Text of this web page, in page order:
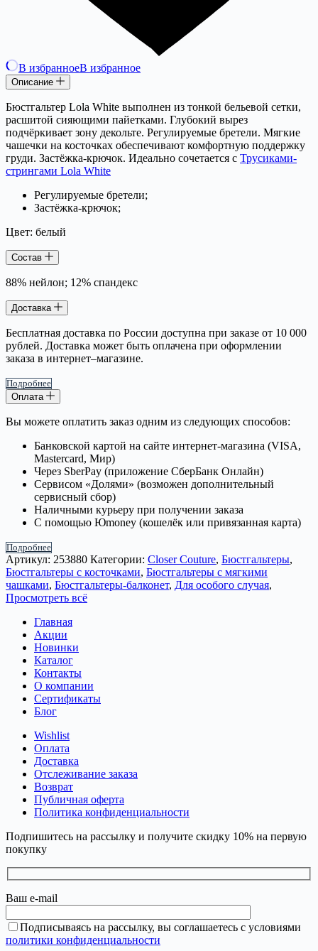
В избранноеВ избранное
Описание
Бюстгальтер Lola White выполнен из тонкой бельевой сетки,
расшитой сияющими пайетками. Глубокий вырез
подчёркивает зону декольте. Регулируемые бретели. Мягкие
чашечки на косточках обеспечивают комфортную поддержку
груди. Застёжка-крючок. Идеально сочетается с Трусиками-
стрингами Lola White
Регулируемые бретели;
Застёжка-крючок;
Цвет: белый
Состав
88% нейлон; 12% спандекс
Доставка
Бесплатная доставка по России доступна при заказе от 10 000
рублей. Доставка может быть оплачена при оформлении
заказа в интернет–магазине.
Подробнее
Оплата
Вы можете оплатить заказ одним из следующих способов:
Банковской картой на сайте интернет-магазина (VISA,
Mastercard, Мир)
Через SberPay (приложение СберБанк Онлайн)
Сервисом «Долями» (возможен дополнительный
сервисный сбор)
Наличными курьеру при получении заказа
С помощью Юmoney (кошелёк или привязанная карта)
Подробнее
Артикул: 253880 Категории: Closer Couture, Бюстгальтеры,
Бюстгальтеры с косточками, Бюстгальтеры с мягкими
чашками, Бюстгальтеры-балконет, Для особого случая,
Просмотреть всё
Главная
Акции
Новинки
Каталог
Контакты
О компании
Сертификаты
Блог
Wishlist
Оплата
Доставка
Отслеживание заказа
Возврат
Публичная оферта
Политика конфиденциальности
Подпишитесь на рассылку и получите скидку 10% на первую
покупку
Ваш e-mail
Подписываясь на рассылку, вы соглашаетесь с условиями
политики конфиденциальности